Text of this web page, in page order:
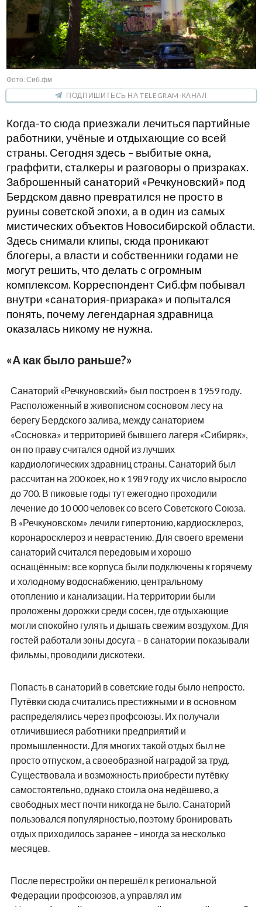
Фото: Сиб.фм
ПОДПИШИТЕСЬ НА TELEGRAM-КАНАЛ
Когда-то сюда приезжали лечиться партийные
работники, учёные и отдыхающие со всей
страны. Сегодня здесь – выбитые окна,
граффити, сталкеры и разговоры о призраках.
Заброшенный санаторий «Речкуновский» под
Бердском давно превратился не просто в
руины советской эпохи, а в один из самых
мистических объектов Новосибирской области.
Здесь снимали клипы, сюда проникают
блогеры, а власти и собственники годами не
могут решить, что делать с огромным
комплексом. Корреспондент Сиб.фм побывал
внутри «санатория-призрака» и попытался
понять, почему легендарная здравница
оказалась никому не нужна.
«А как было раньше?»
Санаторий «Речкуновский» был построен в 1959 году.
Расположенный в живописном сосновом лесу на
берегу Бердского залива, между санаторием
«Сосновка» и территорией бывшего лагеря «Сибиряк»,
он по праву считался одной из лучших
кардиологических здравниц страны. Санаторий был
рассчитан на 200 коек, но к 1989 году их число выросло
до 700. В пиковые годы тут ежегодно проходили
лечение до 10 000 человек со всего Советского Союза.
В «Речкуновском» лечили гипертонию, кардиосклероз,
коронаросклероз и неврастению. Для своего времени
санаторий считался передовым и хорошо
оснащённым: все корпуса были подключены к горячему
и холодному водоснабжению, центральному
отоплению и канализации. На территории были
проложены дорожки среди сосен, где отдыхающие
могли спокойно гулять и дышать свежим воздухом. Для
гостей работали зоны досуга – в санатории показывали
фильмы, проводили дискотеки.
Попасть в санаторий в советские годы было непросто.
Путёвки сюда считались престижными и в основном
распределялись через профсоюзы. Их получали
отличившиеся работники предприятий и
промышленности. Для многих такой отдых был не
просто отпуском, а своеобразной наградой за труд.
Существовала и возможность приобрести путёвку
самостоятельно, однако стоила она недёшево, а
свободных мест почти никогда не было. Санаторий
пользовался популярностью, поэтому бронировать
отдых приходилось заранее – иногда за несколько
месяцев.
После перестройки он перешёл к региональной
Федерации профсоюзов, а управлял им